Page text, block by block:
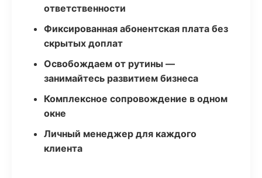
ответственности
Фиксированная абонентская плата без
скрытых доплат
Освобождаем от рутины —
занимайтесь развитием бизнеса
Комплексное сопровождение в одном
окне
Личный менеджер для каждого
клиента